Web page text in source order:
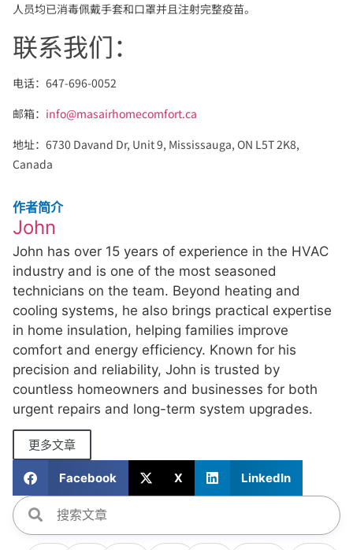
人员均已消毒佩戴手套和口罩并且注射完整疫苗。
联系我们：
电话：647-696-0052
邮箱： info@masairhomecomfort.ca
地址：6730 Davand Dr, Unit 9, Mississauga, ON L5T 2K8,
Canada
作者简介
John
John has over 15 years of experience in the HVAC
industry and is one of the most seasoned
technicians on the team. Beyond heating and
cooling systems, he also brings practical expertise
in home insulation, helping families improve
comfort and energy efficiency. Known for his
precision and reliability, John is trusted by
countless homeowners and businesses for both
urgent repairs and long-term system upgrades.
更多文章
Facebook X LinkedIn